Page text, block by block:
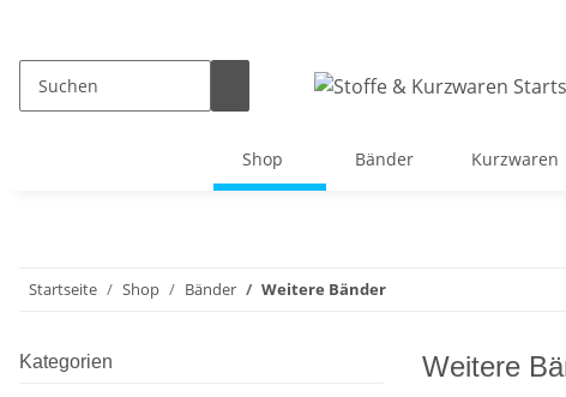
Shop Bänder Kurzwaren
Startseite Shop Bänder Weitere Bänder
Weitere
Kategorien